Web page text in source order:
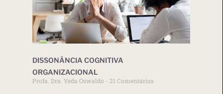
DISSONÂNCIA COGNITIVA
ORGANIZACIONAL
Profa. Dra. Yeda Oswaldo 21 Comentários